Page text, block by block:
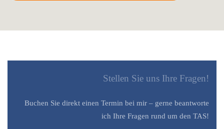
Stellen Sie uns Ihre Fragen!
Buchen Sie direkt einen Termin bei mir – gerne beantworte
ich Ihre Fragen rund um den TAS!